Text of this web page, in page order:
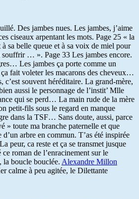
Des jambes nues. Les jambes, j’aime
ciseaux arpentant les mots. Page 25 « la
sa belle queue et à sa voix de miel pour
souffrir … ». Page 33 Les jambes encore.
Les jambes ça porte comme un
ça fait voleter les macarons des cheveux…
c’est souvent héréditaire. La grand-mère,
aussi le personnage de l’instit’ Mlle
qui se perd… La main rude de la mère
petit-fils sous le regard en manque
dans la TSF… Sans doute, aussi, parce
» toute ma branche paternelle et que
arbre en commun. T’as été inspirée
peur, ca reste et ça se transmet jusque
ce roman de l’enracinement sur le
la boucle bouclée. Alexandre Millon
calme à peu agitée, le Dilettante